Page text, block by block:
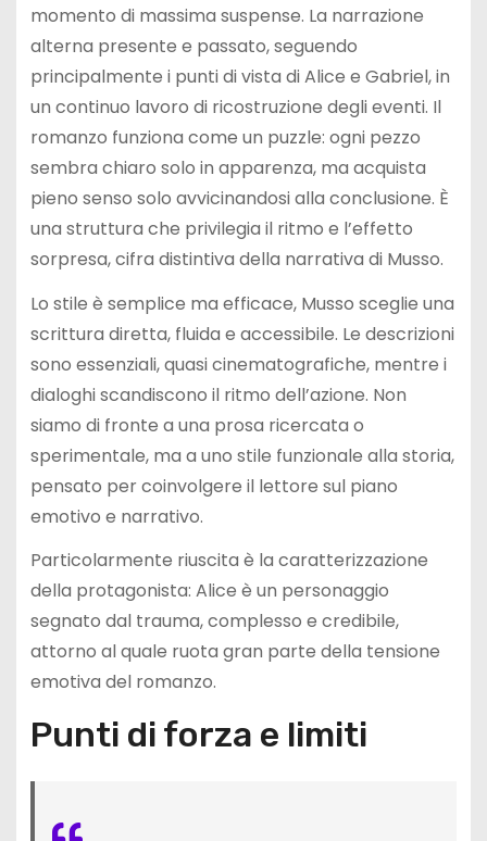
momento di massima suspense. La narrazione
alterna presente e passato, seguendo
principalmente i punti di vista di Alice e Gabriel, in
un continuo lavoro di ricostruzione degli eventi. Il
romanzo funziona come un puzzle: ogni pezzo
sembra chiaro solo in apparenza, ma acquista
pieno senso solo avvicinandosi alla conclusione. È
una struttura che privilegia il ritmo e l’effetto
sorpresa, cifra distintiva della narrativa di Musso.
Lo stile è semplice ma efficace, Musso sceglie una
scrittura diretta, fluida e accessibile. Le descrizioni
sono essenziali, quasi cinematografiche, mentre i
dialoghi scandiscono il ritmo dell’azione. Non
siamo di fronte a una prosa ricercata o
sperimentale, ma a uno stile funzionale alla storia,
pensato per coinvolgere il lettore sul piano
emotivo e narrativo.
Particolarmente riuscita è la caratterizzazione
della protagonista: Alice è un personaggio
segnato dal trauma, complesso e credibile,
attorno al quale ruota gran parte della tensione
emotiva del romanzo.
Punti di forza e limiti